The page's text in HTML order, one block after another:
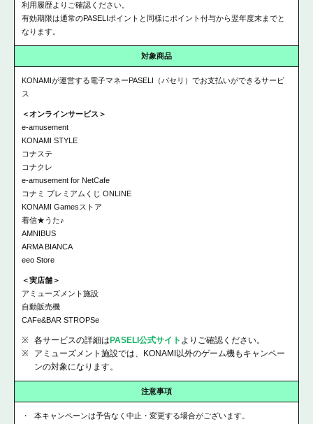
利用履歴よりご確認ください。
有効期限は通常のPASELIポイントと同様にポイント付与から翌年度末までと
なります。
対象商品
KONAMIが運営する電子マネーPASELI（パセリ）でお支払いができるサービ
ス
＜オンラインサービス＞
e-amusement
KONAMI STYLE
コナステ
コナクレ
e-amusement for NetCafe
コナミ プレミアムくじ ONLINE
KONAMI Gamesストア
着信★うた♪
AMNIBUS
ARMA BIANCA
eeo Store
＜実店舗＞
アミューズメント施設
自動販売機
CAFe&BAR STROPSe
各サービスの詳細は PASELI公式サイト よりご確認ください。
アミューズメント施設では、KONAMI以外のゲーム機もキャンペー
ンの対象になります。
注意事項
本キャンペーンは予告なく中止・変更する場合がございます。